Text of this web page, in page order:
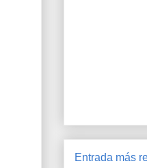
Entrada más